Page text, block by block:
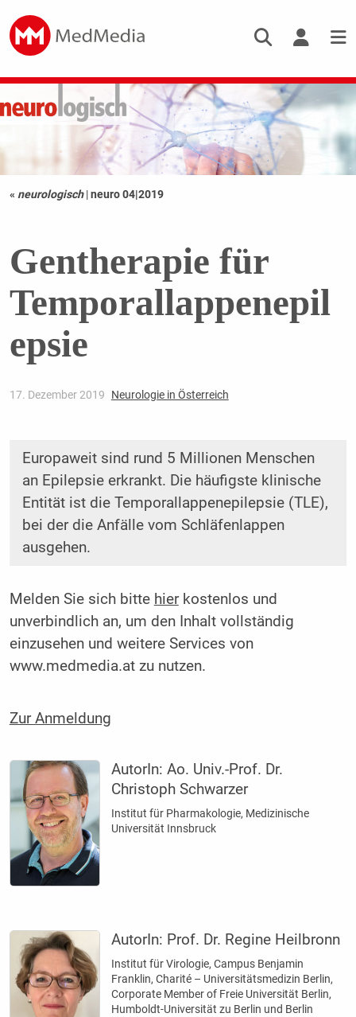
« neurologisch |neuro 04|2019
Gentherapie für
Temporallappenepil
epsie
17. Dezember 2019 Neurologie in Österreich
Europaweit sind rund 5 Millionen Menschen
an Epilepsie erkrankt. Die häufigste klinische
Entität ist die Temporallappenepilepsie (TLE),
bei der die Anfälle vom Schläfenlappen
ausgehen.
Melden Sie sich bitte hierkostenlos und
unverbindlich an, um den Inhalt vollständig
einzusehen und weitere Services von
www.medmedia.at zu nutzen.
Zur Anmeldung
AutorIn:Ao. Univ.-Prof. Dr.
Christoph Schwarzer
Institut für Pharmakologie, Medizinische
Universität Innsbruck
AutorIn: Prof. Dr. Regine Heilbronn
Institut für Virologie, Campus Benjamin
Franklin, Charité – Universitätsmedizin Berlin,
Corporate Member of Freie Universität Berlin,
Humboldt-Universität zu Berlin und Berlin